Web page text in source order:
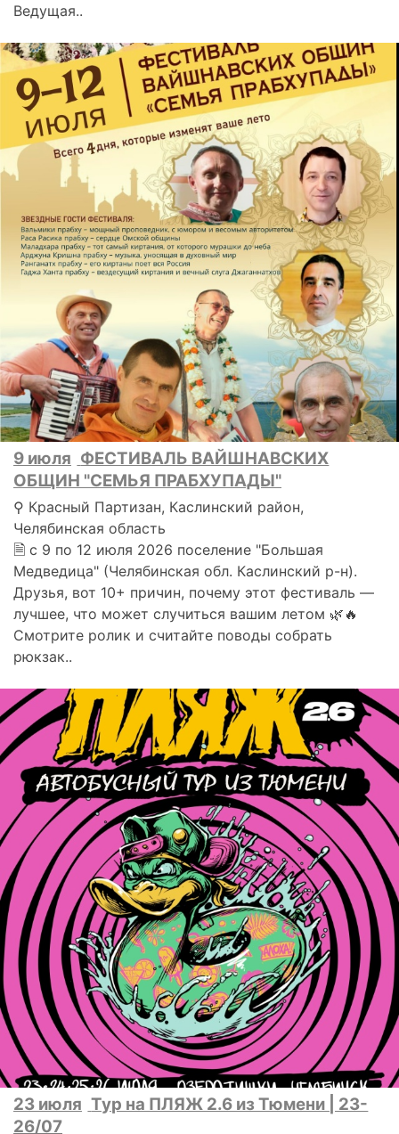
Ведущая..
9 июля ФЕСТИВАЛЬ ВАЙШНАВСКИХ
ОБЩИН "СЕМЬЯ ПРАБХУПАДЫ"
⚲ Красный Партизан, Каслинский район,
Челябинская область
🗎 с 9 по 12 июля 2026 поселение "Большая
Медведица" (Челябинская обл. Каслинский р-н).
Друзья, вот 10+ причин, почему этот фестиваль —
лучшее, что может случиться вашим летом 🌿🔥
Смотрите ролик и считайте поводы собрать
рюкзак..
23 июля Тур на ПЛЯЖ 2.6 из Тюмени | 23-
26/07